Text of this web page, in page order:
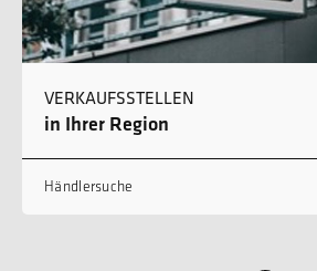
VERKAUFSSTELLEN
in Ihrer Region
Händlersuche